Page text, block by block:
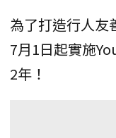
為了打造行人友
7月1日起實施
2年！